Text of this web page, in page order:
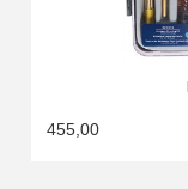
455,00